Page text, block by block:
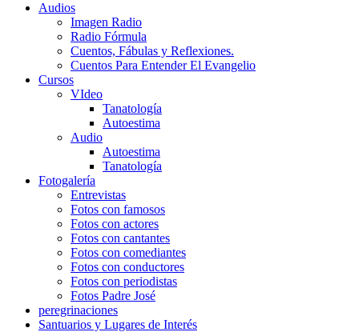
Audios
Imagen Radio
Radio Fórmula
Cuentos, Fábulas y Reflexiones.
Cuentos Para Entender El Evangelio
Cursos
VIdeo
Tanatología
Autoestima
Audio
Autoestima
Tanatología
Fotogalería
Entrevistas
Fotos con famosos
Fotos con actores
Fotos con cantantes
Fotos con comediantes
Fotos con conductores
Fotos con periodistas
Fotos Padre José
peregrinaciones
Santuarios y Lugares de Interés